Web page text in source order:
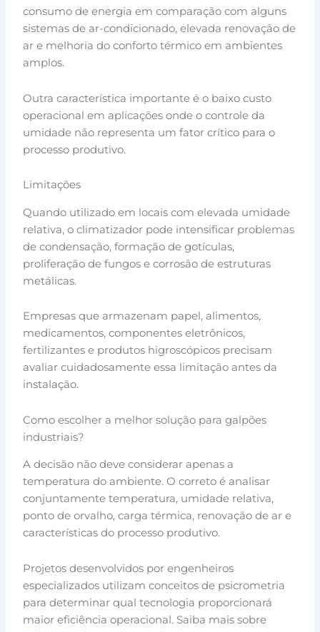
consumo de energia em comparação com alguns
sistemas de ar-condicionado, elevada renovação de
ar e melhoria do conforto térmico em ambientes
amplos.
Outra característica importante é o baixo custo
operacional em aplicações onde o controle da
umidade não representa um fator crítico para o
processo produtivo.
Limitações
Quando utilizado em locais com elevada umidade
relativa, o climatizador pode intensificar problemas
de condensação, formação de gotículas,
proliferação de fungos e corrosão de estruturas
metálicas.
Empresas que armazenam papel, alimentos,
medicamentos, componentes eletrônicos,
fertilizantes e produtos higroscópicos precisam
avaliar cuidadosamente essa limitação antes da
instalação.
Como escolher a melhor solução para galpões
industriais?
A decisão não deve considerar apenas a
temperatura do ambiente. O correto é analisar
conjuntamente temperatura, umidade relativa,
ponto de orvalho, carga térmica, renovação de ar e
características do processo produtivo.
Projetos desenvolvidos por engenheiros
especializados utilizam conceitos de psicrometria
para determinar qual tecnologia proporcionará
maior eficiência operacional. Saiba mais sobre